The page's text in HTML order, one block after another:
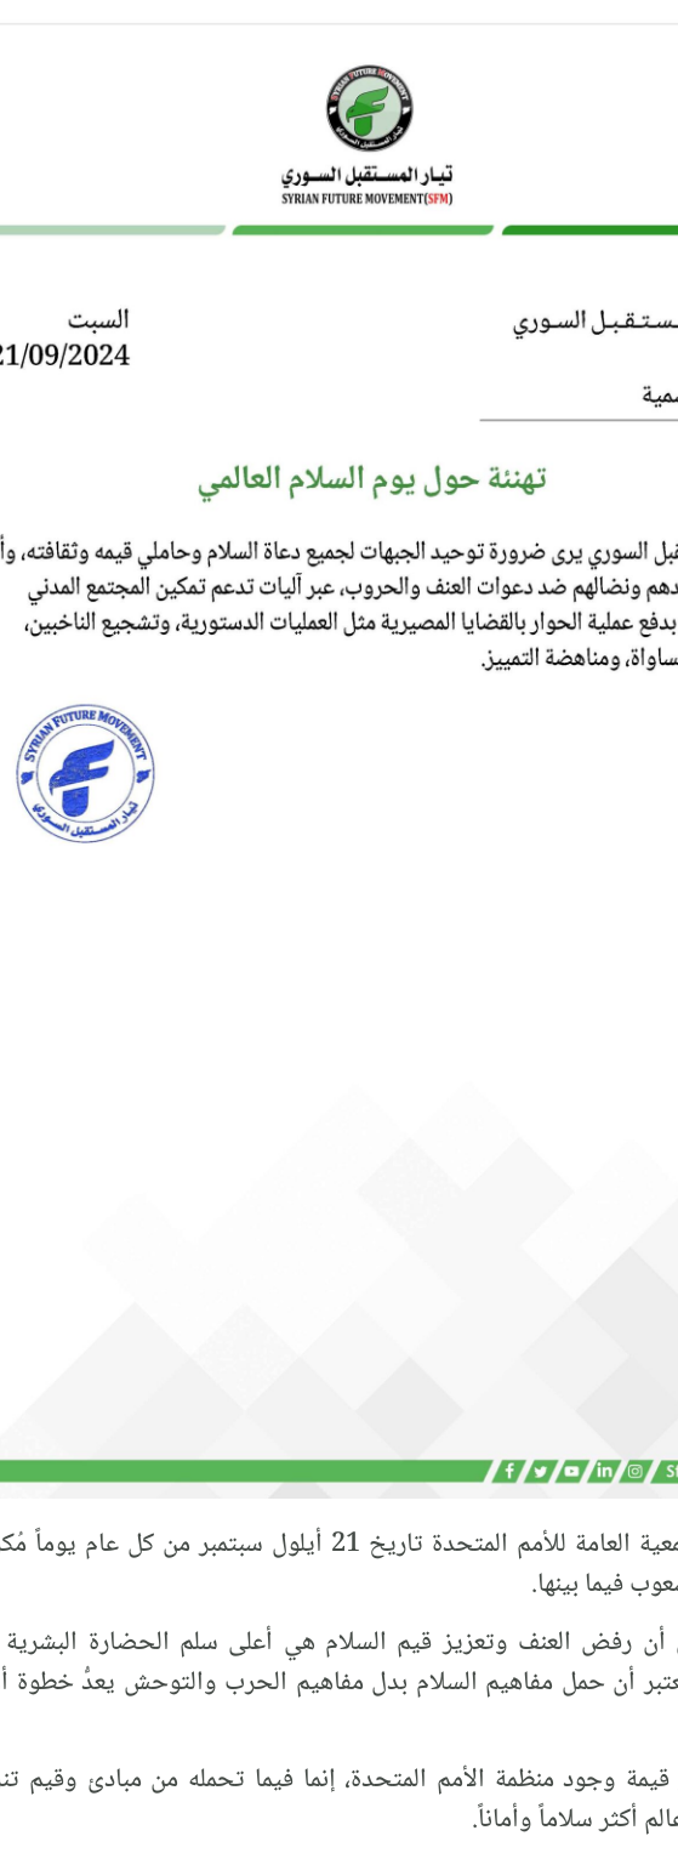
في سنة 1981م، أعلنت الجمعية العامة للأمم المتحدة تاريخ 21
فيما بينها.
أن رفض العنف وتعزيز قيم السلام هي أعلى سلم الحضارة
أن حمل مفاهيم السلام بدل مفاهيم الحرب والتوحش يعدُّ خطوة
قيمة وجود منظمة الأمم المتحدة، إنما فيما تحمله من مبادئ وقيم
أكثر سلاماً وأماناً.